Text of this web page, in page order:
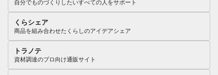
自分でものづくりしたいすべての人をサポート
くらシェア
商品を組み合わせたくらしのアイデアシェア
トラノテ
資材調達のプロ向け通販サイト